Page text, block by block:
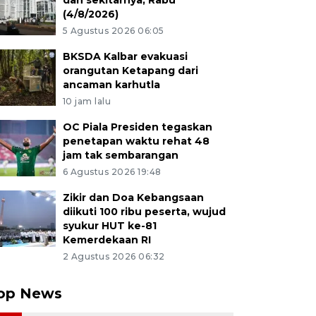
(4/8/2026)
5 Agustus 2026 06:05
BKSDA Kalbar evakuasi
orangutan Ketapang dari
ancaman karhutla
10 jam lalu
OC Piala Presiden tegaskan
penetapan waktu rehat 48
jam tak sembarangan
6 Agustus 2026 19:48
Zikir dan Doa Kebangsaan
diikuti 100 ribu peserta, wujud
syukur HUT ke-81
Kemerdekaan RI
2 Agustus 2026 06:32
News